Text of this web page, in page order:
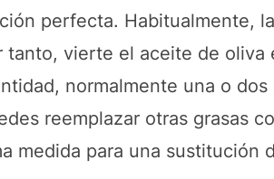
perfecta. Habitualmente,
tanto, vierte el aceite de oliva
normalmente una o
reemplazar otras grasas
medida para una sustitución